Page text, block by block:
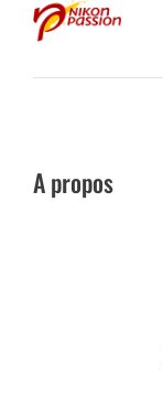
A propos